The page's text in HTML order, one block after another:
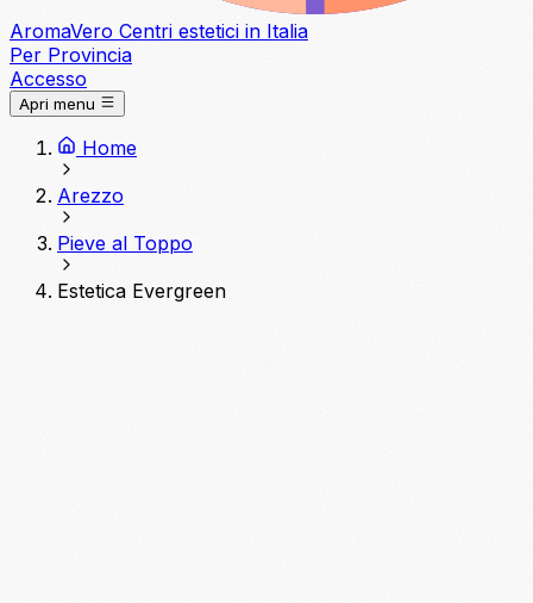
AromaVero Centri estetici in Italia
Per Provincia
Accesso
Apri menu
Home
Arezzo
Pieve al Toppo
Estetica Evergreen